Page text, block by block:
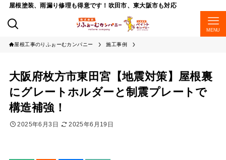
屋根塗装、雨漏り修理も得意です！吹田市、東大阪市も対応
MENU
屋根工事のりふぉーむカンパニー 施工事例
大阪府枚方市東田宮【地震対策】屋根裏
にグレートホルダーと制震プレートで
構造補強！
2025年6月3日 2025年6月19日